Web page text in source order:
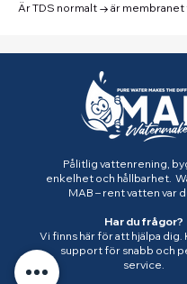
Är TDS normalt → är
Pålitlig vattenrening,
enkelhet och hållbarhet.
MAB – rent vatten var
Har du frågor?
Vi finns här för att hjälpa dig.
support för snabb och
service.